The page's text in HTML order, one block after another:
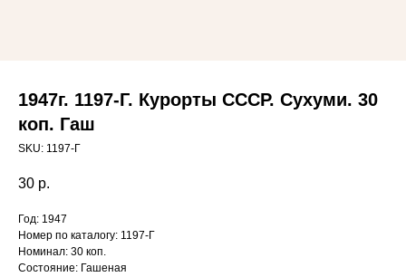
1947г. 1197-Г. Курорты СССР. Сухуми. 30
коп. Гаш
SKU: 1197-Г
30 р.
Год: 1947
Номер по каталогу: 1197-Г
Номинал: 30 коп.
Состояние: Гашеная